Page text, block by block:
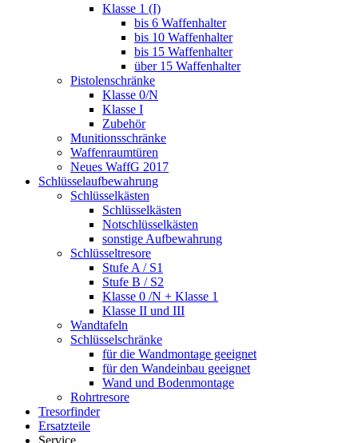
Klasse 1 (I)
bis 6 Waffenhalter
bis 10 Waffenhalter
bis 15 Waffenhalter
über 15 Waffenhalter
Pistolenschränke
Klasse 0/N
Klasse I
Zubehör
Munitionsschränke
Waffenraumtüren
Neues WaffG 2017
Schlüsselaufbewahrung
Schlüsselkästen
Schlüsselkästen
Notschlüsselkästen
sonstige Aufbewahrung
Schlüsseltresore
Stufe A / S1
Stufe B / S2
Klasse 0 /N + Klasse 1
Klasse II und III
Wandtafeln
Schlüsselschränke
für die Wandmontage geeignet
für den Wandeinbau geeignet
Wand und Bodenmontage
Rohrtresore
Tresorfinder
Ersatzteile
Service